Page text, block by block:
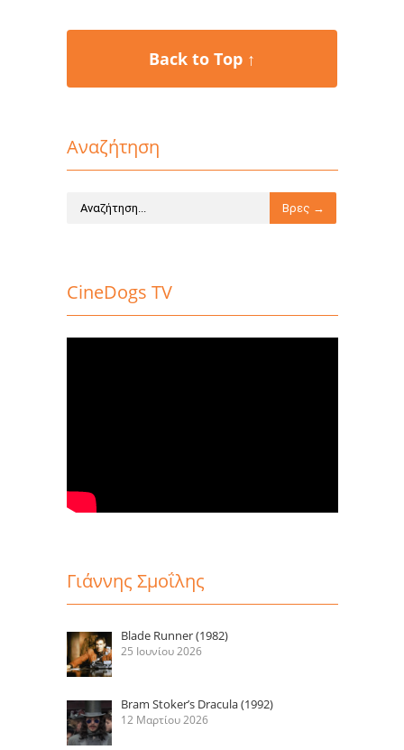
Back to Top ↑
Αναζήτηση
CineDogs TV
Γιάννης Σμοΐλης
Blade Runner (1982)
25 Ιουνίου 2026
Bram Stoker’s Dracula (1992)
12 Μαρτίου 2026